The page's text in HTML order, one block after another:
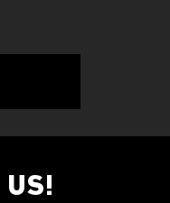
US!